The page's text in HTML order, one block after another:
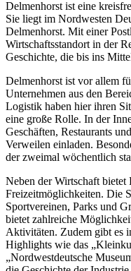
Delmenhorst ist eine
Sie liegt im Nordwesten
Delmenhorst. Mit einer
Wirtschaftsstandort in der
Geschichte, die bis ins
Delmenhorst ist vor allem
Unternehmen aus den
Logistik haben hier ihren
eine große Rolle. In der
Geschäften, Restaurants
Verweilen einladen.
der zweimal wöchentlich
Neben der Wirtschaft bietet
Freizeitmöglichkeiten. Die
Sportvereinen, Parks und
bietet zahlreiche
Aktivitäten. Zudem gibt es
Highlights wie das
„Nordwestdeutsche